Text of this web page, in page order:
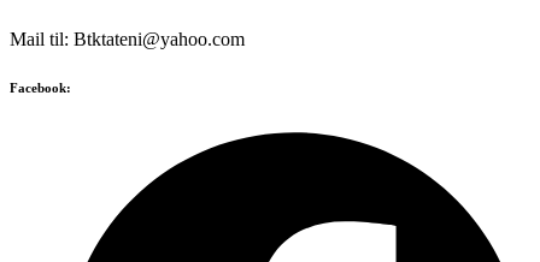
Mail til: Btktateni@yahoo.com
Facebook: